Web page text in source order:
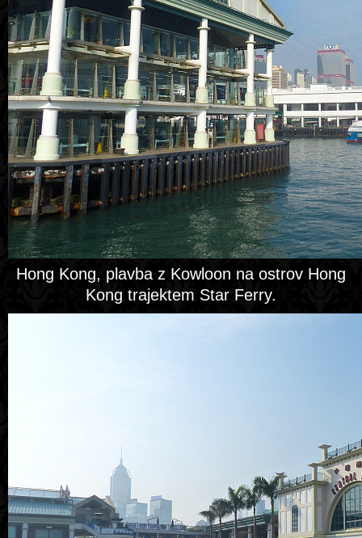
Hong Kong, plavba z Kowloon na ostrov Hong
Kong trajektem Star Ferry.